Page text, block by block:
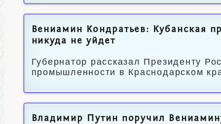
Вениамин Кондратьев: Кубанская
никуда не уйдет
Губернатор рассказал Президенту
промышленности в Краснодарском
Владимир Путин поручил